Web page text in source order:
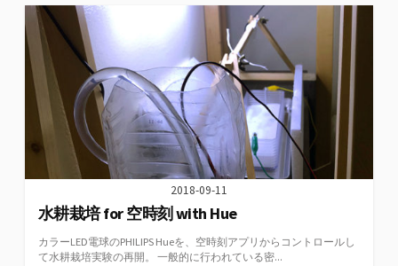
2018-09-11
水耕栽培 for 空時刻 with Hue
カラーLED電球のPHILIPS Hueを、空時刻アプリからコントロールし
て水耕栽培実験の再開。 一般的に行われている密...